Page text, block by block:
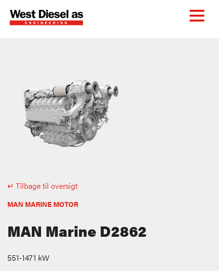
↵ Tilbage til oversigt
MAN MARINE MOTOR
MAN Marine D2862
551-1471 kW